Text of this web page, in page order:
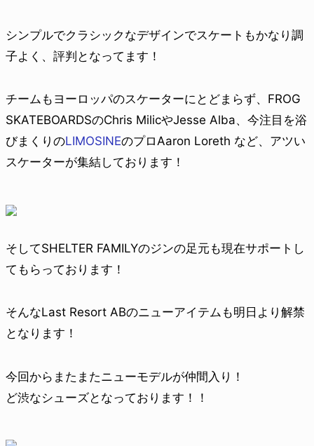
シンプルでクラシックなデザインでスケートもかなり調
子よく、評判となってます！
チームもヨーロッパのスケーターにとどまらず、FROG
SKATEBOARDSのChris MilicやJesse Alba、今注目を浴
びまくりのLIMOSINEのプロAaron Loreth など、アツい
スケーターが集結しております！
そしてSHELTER FAMILYのジンの足元も現在サポートし
てもらっております！
そんなLast Resort ABのニューアイテムも明日より解禁
となります！
今回からまたまたニューモデルが仲間入り！
ど渋なシューズとなっております！！